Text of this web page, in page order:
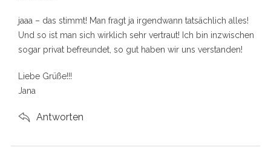
jaaa – das stimmt! Man fragt ja irgendwann tatsächlich alles!
Und so ist man sich wirklich sehr vertraut! Ich bin inzwischen
sogar privat befreundet, so gut haben wir uns verstanden!
Liebe Grüße!!!
Jana
Antworten